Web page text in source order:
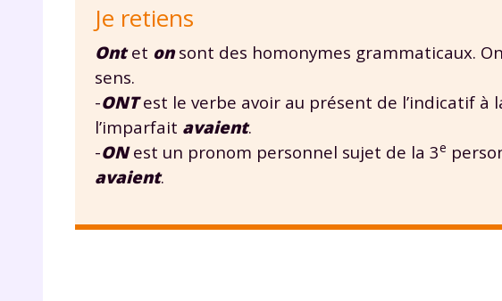
Je retiens
Ontet onsont des homonymes grammaticaux.
sens.
-ONTest le verbe avoir au présent de l’indicatif à
l’imparfait avaient.
-ONest un pronom personnel sujet de la 3e
avaient.
notre